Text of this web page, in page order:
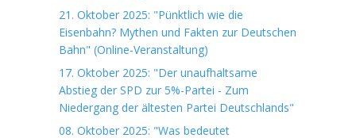
21. Oktober 2025: "Pünktlich wie die
Eisenbahn? Mythen und Fakten zur Deutschen
Bahn" (Online-Veranstaltung)
17. Oktober 2025: "Der unaufhaltsame
Abstieg der SPD zur 5%-Partei - Zum
Niedergang der ältesten Partei Deutschlands"
08. Oktober 2025: "Was bedeutet